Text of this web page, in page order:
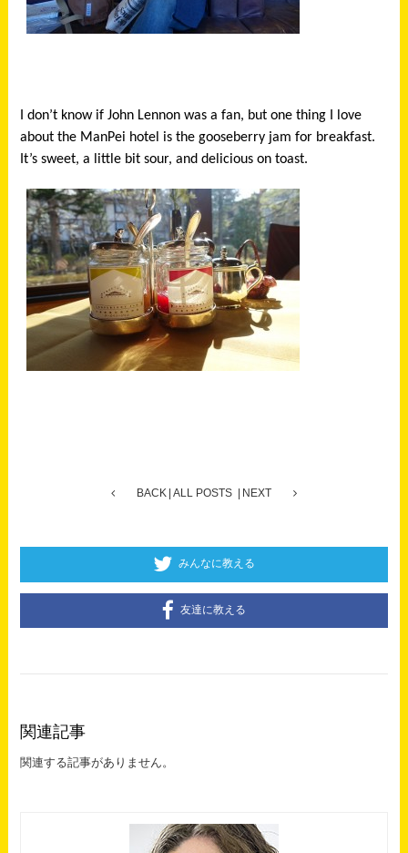
I don’t know if John Lennon was a fan, but one thing I love
about the ManPei hotel is the gooseberry jam for breakfast.
It’s sweet, a little bit sour, and delicious on toast.
BACK ALL POSTS NEXT
みんなに教える
友達に教える
関連記事
関連する記事がありません。